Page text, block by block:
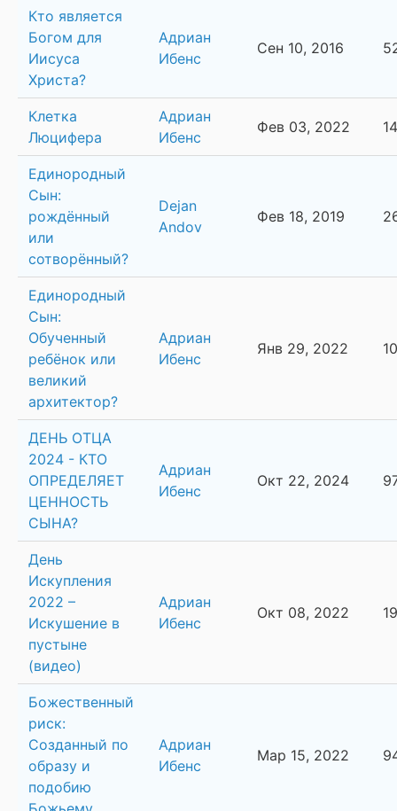
Кто является
Богом для
Иисуса
Христа?
Адриан
Ибенс
Сен 10, 2016
Клетка
Люцифера
Адриан
Ибенс
Фев 03, 2022
Единородный
Сын:
рождённый
или
сотворённый?
Dejan
Andov
Фев 18, 2019
Единородный
Сын:
Обученный
ребёнок или
великий
архитектор?
Адриан
Ибенс
Янв 29, 2022
ДЕНЬ ОТЦА
2024 - КТО
ОПРЕДЕЛЯЕТ
ЦЕННОСТЬ
СЫНА?
Адриан
Ибенс
Окт 22, 2024
День
Искупления
2022 –
Искушение в
пустыне
(видео)
Адриан
Ибенс
Окт 08, 2022
Божественный
риск:
Созданный по
образу и
подобию
Адриан
Ибенс
Мар 15, 2022